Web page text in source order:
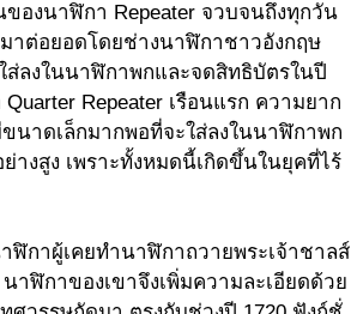
องนาฬิกา Repeater จวบจนถึงทุกวัน
าต่อยอดโดยช่างนาฬิกาชาวอังกฤษ
ส่ลงในนาฬิกาพกและจดสิทธิบัตรในปี
Repeater เรือนแรก ความยาก
นาดเล็กมากพอที่จะใส่ลงในนาฬิกาพก
งสูง เพราะทั้งหมดนี้เกิดขึ้นในยุคที่ไร้
ฬิกาผู้เคยทำนาฬิกาถวายพระเจ้าชาลส์
าฬิกาของเขาจึงเพิ่มความละเอียดด้วย